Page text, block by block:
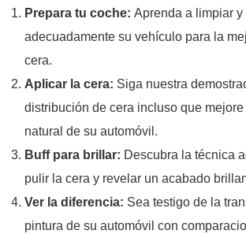
Prepara tu coche: Aprenda a limpiar y
adecuadamente su vehículo para la
cera.
Aplicar la cera: Siga nuestra
distribución de cera incluso que
natural de su automóvil.
Buff para brillar: Descubra la técnica
pulir la cera y revelar un acabado
Ver la diferencia: Sea testigo de la
pintura de su automóvil con